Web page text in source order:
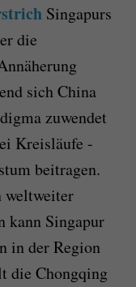
Singapurs
die
sich China
zuwendet
Kreisläufe -
beitragen.
weltweiter
kann Singapur
in der Region
die Chongqing